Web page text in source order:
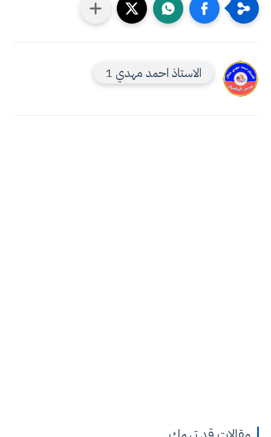
الاستاذ احمد مهدي 1